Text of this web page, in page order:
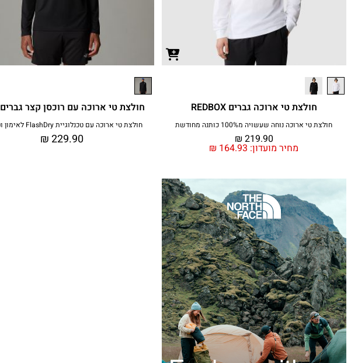
חולצת טי ארוכה גברים REDBOX
חולצת טי ארוכה נוחה שעשויה מ100% כותנה מחודשת
מחיר מועדון: ₪ 164.93
₪ 219.90
חולצת טי ארוכה עם רוכסן קצר גברים 24/7
חולצת טי ארוכה עם טכנלוגיית FlashDry לאימון וטיולים
₪229.90